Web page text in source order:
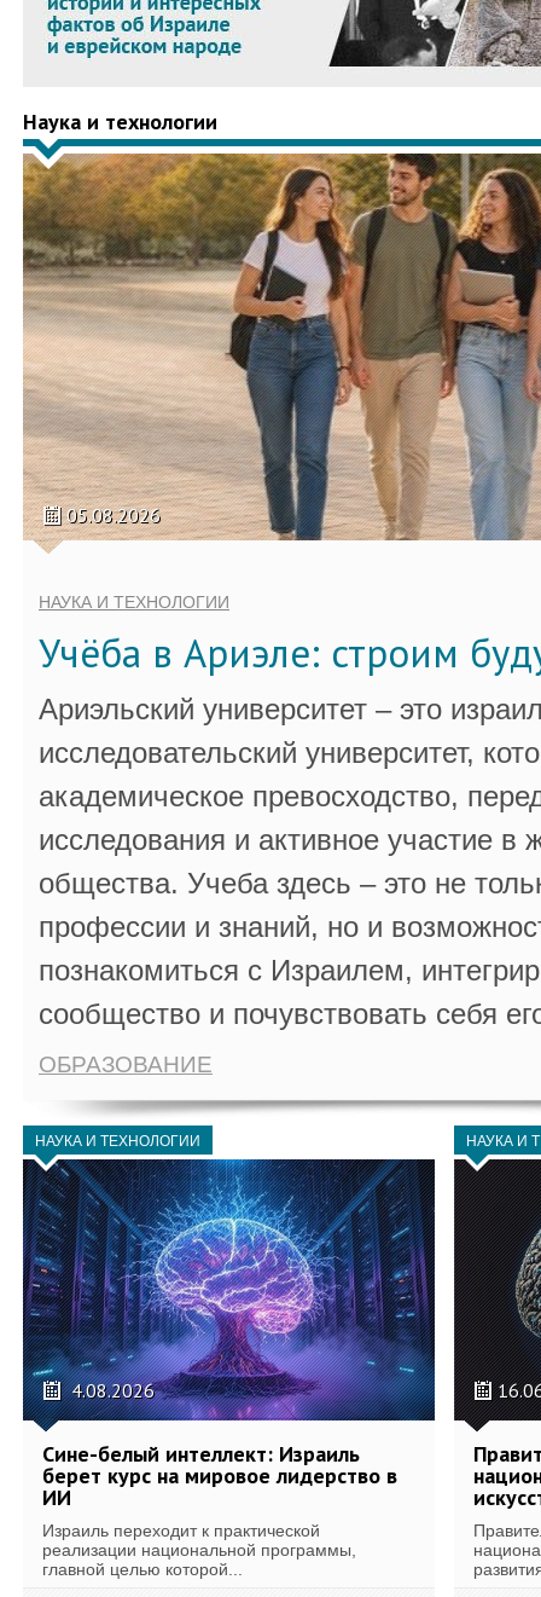
Наука и технологии
05.08.2026
НАУКА И ТЕХНОЛОГИИ
Учёба в Ариэле: строим
Ариэльский университет – это
исследовательский университет,
академическое превосходство,
исследования и активное участие в
общества. Учеба здесь – это не
профессии и знаний, но и
познакомиться с Израилем,
сообщество и почувствовать себя
ОБРАЗОВАНИЕ
НАУКА И ТЕХНОЛОГИИ
4.08.2026
Сине-белый интеллект: Израиль
берет курс на мировое лидерство в
ИИ
Израиль переходит к практической
реализации национальной программы,
главной целью которой...
НАУКА И